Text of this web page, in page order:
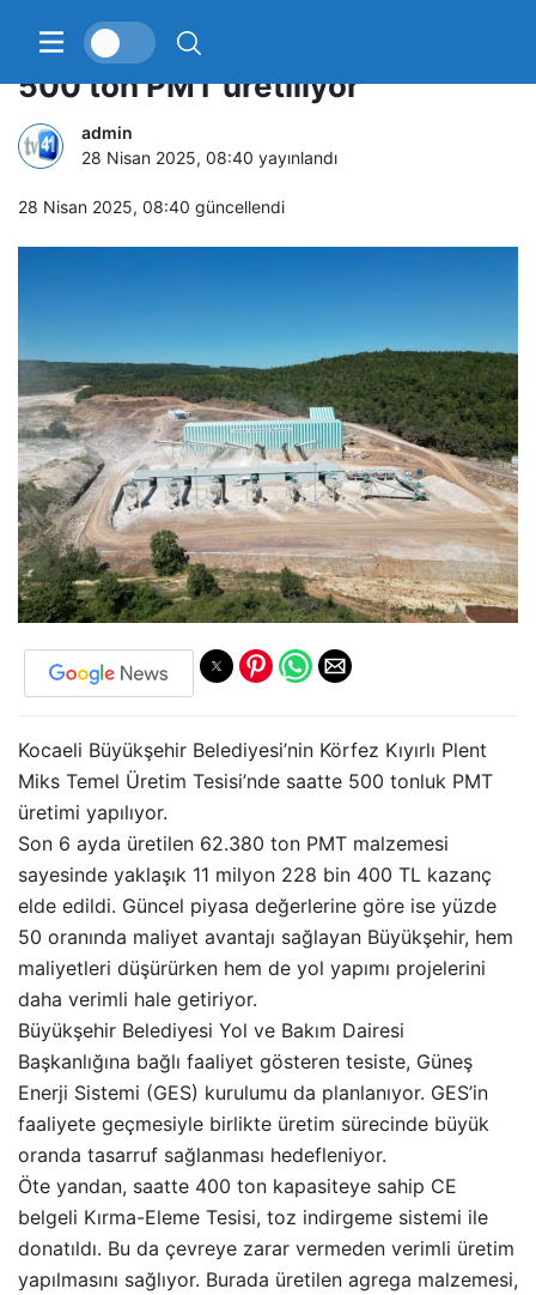
Büyükşehir’in tesisinde saatte
500 ton PMT üretiliyor
admin
28 Nisan 2025, 08:40 yayınlandı
28 Nisan 2025, 08:40 güncellendi
Kocaeli Büyükşehir Belediyesi’nin Körfez Kıyırlı Plent
Miks Temel Üretim Tesisi’nde saatte 500 tonluk PMT
üretimi yapılıyor.
Son 6 ayda üretilen 62.380 ton PMT malzemesi
sayesinde yaklaşık 11 milyon 228 bin 400 TL kazanç
elde edildi. Güncel piyasa değerlerine göre ise yüzde
50 oranında maliyet avantajı sağlayan Büyükşehir, hem
maliyetleri düşürürken hem de yol yapımı projelerini
daha verimli hale getiriyor.
Büyükşehir Belediyesi Yol ve Bakım Dairesi
Başkanlığına bağlı faaliyet gösteren tesiste, Güneş
Enerji Sistemi (GES) kurulumu da planlanıyor. GES’in
faaliyete geçmesiyle birlikte üretim sürecinde büyük
oranda tasarruf sağlanması hedefleniyor.
Öte yandan, saatte 400 ton kapasiteye sahip CE
belgeli Kırma-Eleme Tesisi, toz indirgeme sistemi ile
donatıldı. Bu da çevreye zarar vermeden verimli üretim
yapılmasını sağlıyor. Burada üretilen agrega malzemesi,